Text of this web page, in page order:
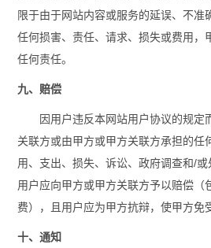
限于由于网站内容或服务的延误、不准
任何损害、责任、请求、损失或费用，
任何责任。
九、赔偿
因用户违反本网站用户协议的规定
关联方或由甲方或甲方关联方承担的任
用、支出、损失、诉讼、政府调查和/或
用户应向甲方或甲方关联方予以赔偿（
费），且用户应为甲方抗辩，使甲方免
十、通知